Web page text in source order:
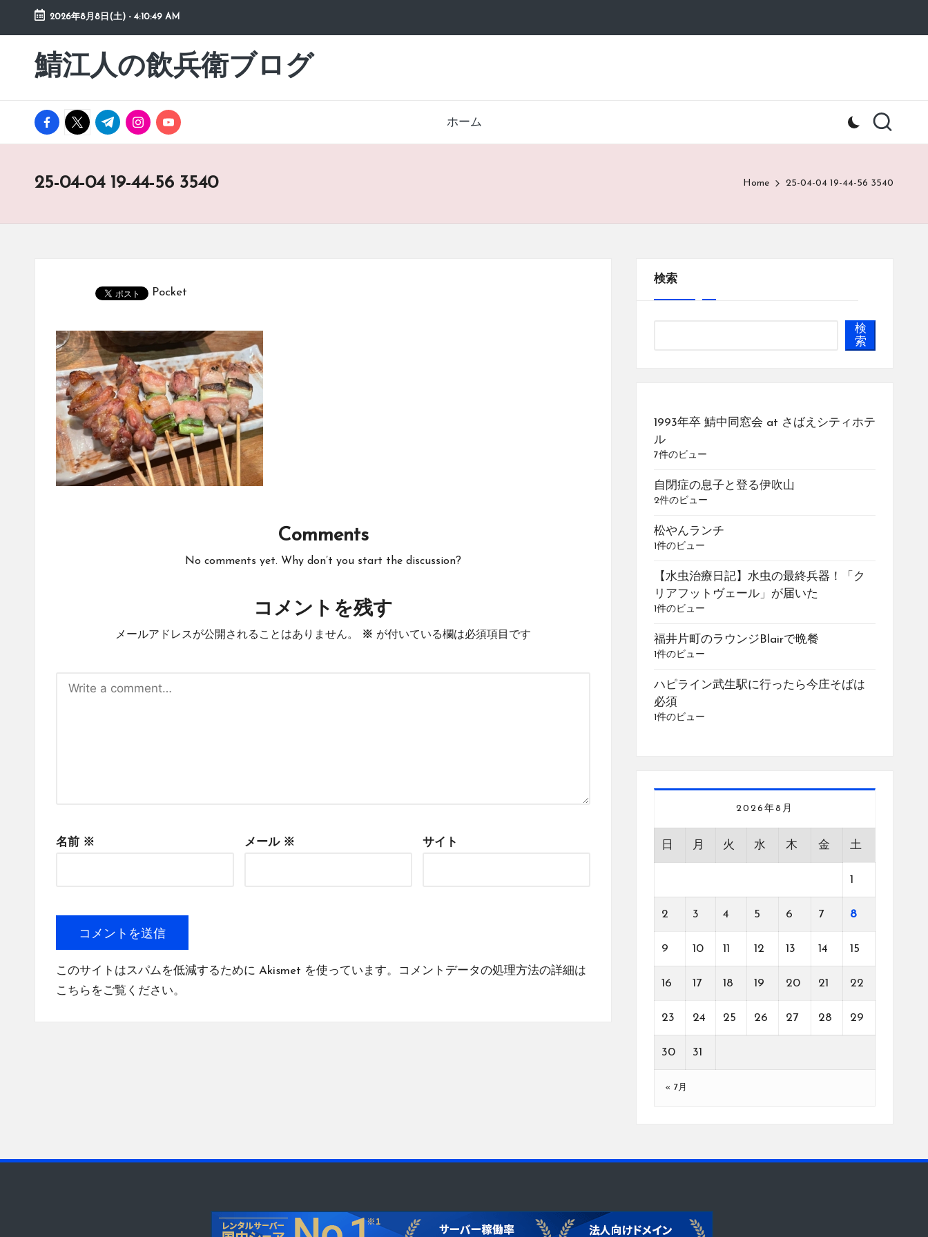
Skip
content
2026年8月8日(土) - 4:10:49 AM
鯖江人の飲兵衛ブログ
日々
の
然
草
facebook.com
twitter.com
t.me instagram.com
youtube.com ホーム
25-04-04 19-44-56 3540 Home 25-04-04 19-44-56 3540
Pocket
Comments
No comments yet. Why don’t you start the discussion?
コメントを残す
メールアドレスが公開されることはありません。 ※ が付いている欄は必須項目です
名前 ※ メール ※ サイト
このサイトはスパムを低減するために Akismet を使っています。
コメントデータの処理方法の詳細は
こちらをご覧ください。
検索
検
索
1993年卒 鯖中同窓会 at さばえシティホテ
ル
7件のビュー
自閉症の息子と登る伊吹山
2件のビュー
松やんランチ
1件のビュー
【水虫治療日記】水虫の最終兵器！「ク
リアフットヴェール」が届いた
1件のビュー
福井片町のラウンジBlairで晩餐
1件のビュー
ハピライン武生駅に行ったら今庄そばは
必須
1件のビュー
2026年8月
日 月 火 水 木 金 土
1
2 3 4 5 6 7 8
9 10 11 12 13 14 15
16 17 18 19 20 21 22
23 24 25 26 27 28 29
30 31
« 7月